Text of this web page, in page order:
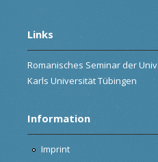
Links
Romanisches Seminar der
Karls Universität Tübingen
Information
Imprint